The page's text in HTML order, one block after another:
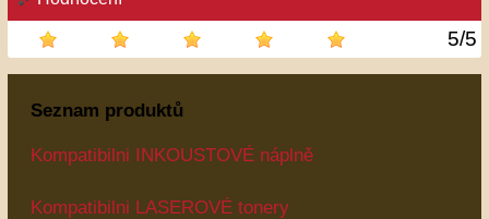
5/5
Seznam produktů
Kompatibilni INKOUSTOVÉ náplně
Kompatibilni LASEROVÉ tonery